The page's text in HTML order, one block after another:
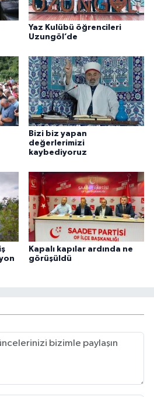
Yaz Kulübü öğrencileri
Uzungöl’de
Bizi biz yapan
değerlerimizi
kaybediyoruz
Kapalı kapılar ardında ne
görüşüldü